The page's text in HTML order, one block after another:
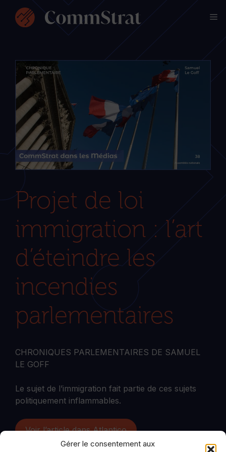
Gérer le consentement aux
contenu
Projet de loi
immigration : l’art
d’éteindre les
incendies
parlementaires
CHRONIQUES PARLEMENTAIRES DE SAMUEL
LE GOFF
Le sujet de l’immigration fait partie de ces sujets
politiquement inflammables.
Voir l’article dans Atlantico